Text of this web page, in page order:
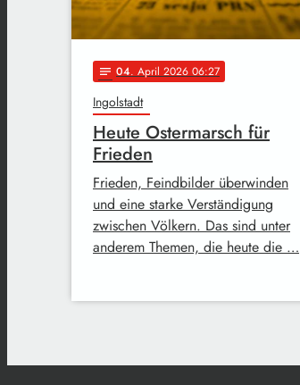
notes 04. April 2026 06:27
Ingolstadt
Heute Ostermarsch für
Frieden
Frieden, Feindbilder überwinden
und eine starke Verständigung
zwischen Völkern. Das sind unter
anderem Themen, die heute die …